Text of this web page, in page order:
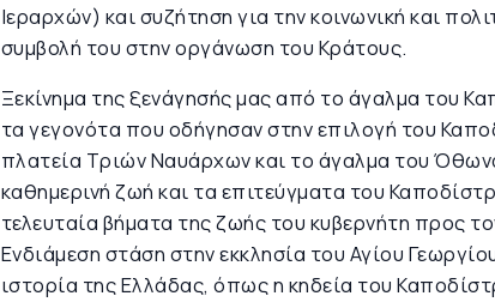
Ιεραρχών) και συζήτηση για την κοινωνική και
συμβολή του στην οργάνωση του Κράτους.
Ξεκίνημα της ξενάγησής μας από το άγαλμα του
τα γεγονότα που οδήγησαν στην επιλογή του
πλατεία Τριών Ναυάρχων και το άγαλμα του
καθημερινή ζωή και τα επιτεύγματα του
τελευταία βήματα της ζωής του κυβερνήτη προς
Ενδιάμεση στάση στην εκκλησία του Αγίου
ιστορία της Ελλάδας, όπως η κηδεία του